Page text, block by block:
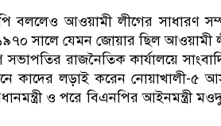
বললেও আওয়ামী লীগের সাধারণ
সালে যেমন জোয়ার ছিল আওয়ামী
রাজনৈতিক কার্যালয়ে
কাদের লড়াই করেন নোয়াখালী-৫ আসন
ও পরে বিএনপির আইনমন্ত্রী